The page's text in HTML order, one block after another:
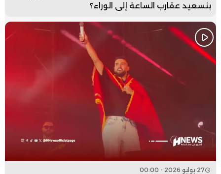
بنسعيد عقارب الساعة إلى الوراء؟
27 يوليو 2026 - 00:00